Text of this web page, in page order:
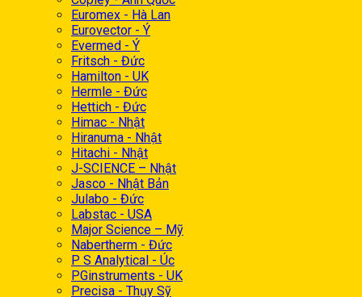
Euromex - Hà Lan
Eurovector - Ý
Evermed - Ý
Fritsch - Đức
Hamilton - UK
Hermle - Đức
Hettich - Đức
Himac - Nhật
Hiranuma - Nhật
Hitachi - Nhật
J-SCIENCE – Nhật
Jasco - Nhật Bản
Julabo - Đức
Labstac - USA
Major Science – Mỹ
Nabertherm - Đức
P S Analytical - Úc
PGinstruments - UK
Precisa - Thụy Sỹ